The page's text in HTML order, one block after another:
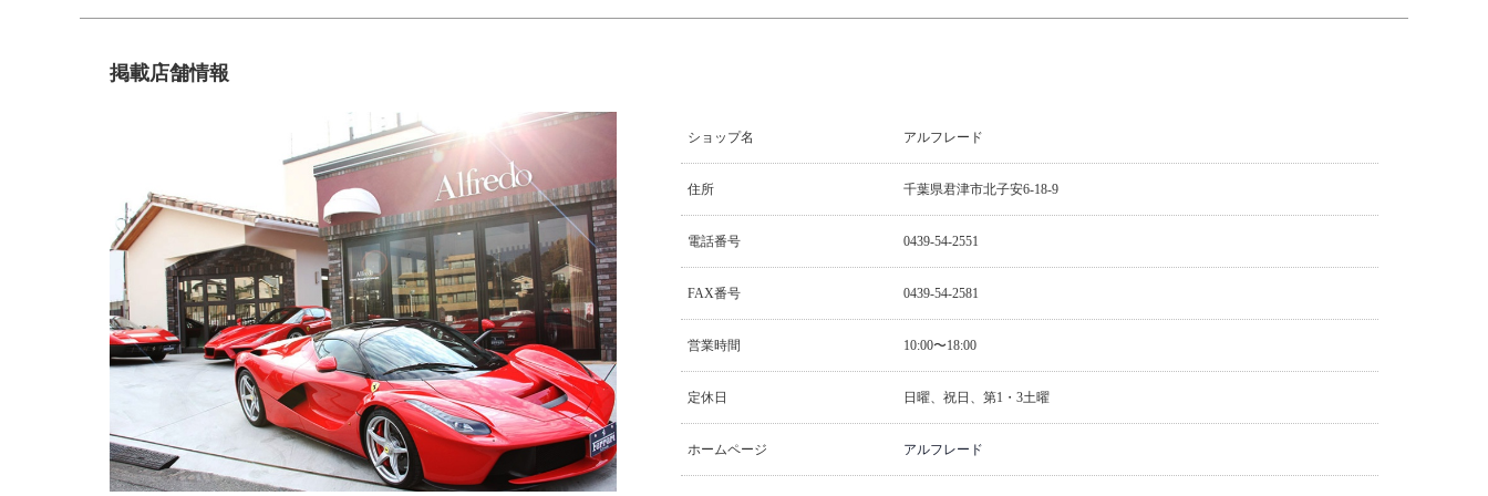
掲載店舗情報
ショップ名 アルフレード
住所 千葉県君津市北子安6-18-9
電話番号 0439-54-2551
FAX番号 0439-54-2581
営業時間 10:00〜18:00
定休日 日曜、祝日、第1・3土曜
ホームページ アルフレード